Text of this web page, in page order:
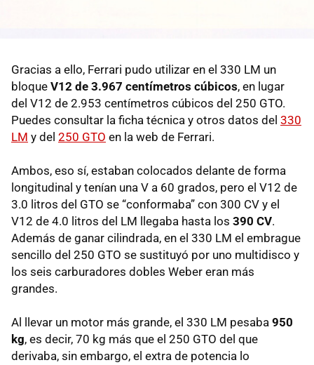
Gracias a ello, Ferrari pudo utilizar en el 330 LM un
bloque V12 de 3.967 centímetros cúbicos, en lugar
del V12 de 2.953 centímetros cúbicos del 250 GTO.
Puedes consultar la ficha técnica y otros datos del 330
LM y del 250 GTO en la web de Ferrari.
Ambos, eso sí, estaban colocados delante de forma
longitudinal y tenían una V a 60 grados, pero el V12 de
3.0 litros del GTO se “conformaba” con 300 CV y el
V12 de 4.0 litros del LM llegaba hasta los 390 CV.
Además de ganar cilindrada, en el 330 LM el embrague
sencillo del 250 GTO se sustituyó por uno multidisco y
los seis carburadores dobles Weber eran más
grandes.
Al llevar un motor más grande, el 330 LM pesaba 950
kg, es decir, 70 kg más que el 250 GTO del que
derivaba, sin embargo, el extra de potencia lo